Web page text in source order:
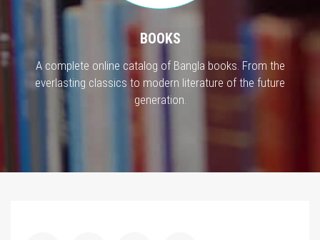
BOOKS
A complete online catalog of Bangla books. From the
everlasting classics to modern literature of the future
generation.